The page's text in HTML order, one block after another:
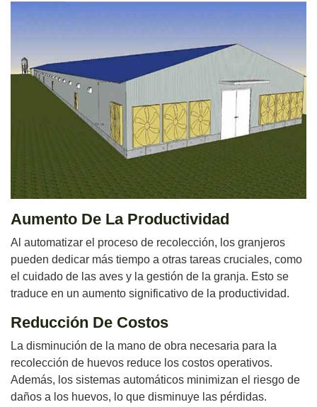
Aumento De La Productividad
Al automatizar el proceso de recolección, los granjeros
pueden dedicar más tiempo a otras tareas cruciales, como
el cuidado de las aves y la gestión de la granja. Esto se
traduce en un aumento significativo de la productividad.
Reducción De Costos
La disminución de la mano de obra necesaria para la
recolección de huevos reduce los costos operativos.
Además, los sistemas automáticos minimizan el riesgo de
daños a los huevos, lo que disminuye las pérdidas.